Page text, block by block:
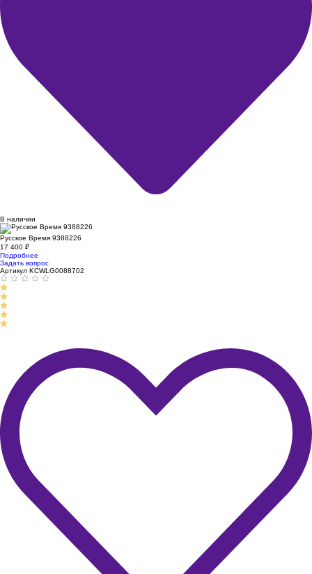
В наличии
Русское Время 9388226
17 400 ₽
Подробнее
Задать вопрос
Артикул KCWLG0088702